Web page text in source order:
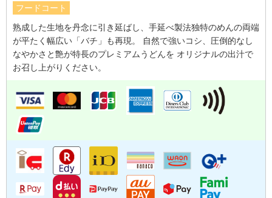
フードコート
熟成した生地を丹念に引き延ばし、手延べ製法独特のめんの両端
が平たく幅広い「バチ」も再現。 自然で強いコシ、圧倒的なし
なやかさと艶が特長のプレミアムうどんを オリジナルの出汁で
お召し上がりください。